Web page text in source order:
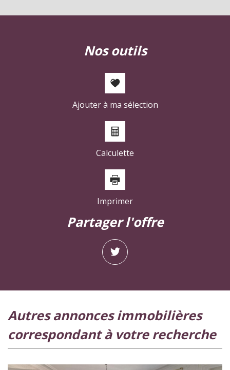
nos outils
Ajouter à ma sélection
Calculette
Imprimer
partager l'offre
autres annonces immobilières
correspondant à votre recherche